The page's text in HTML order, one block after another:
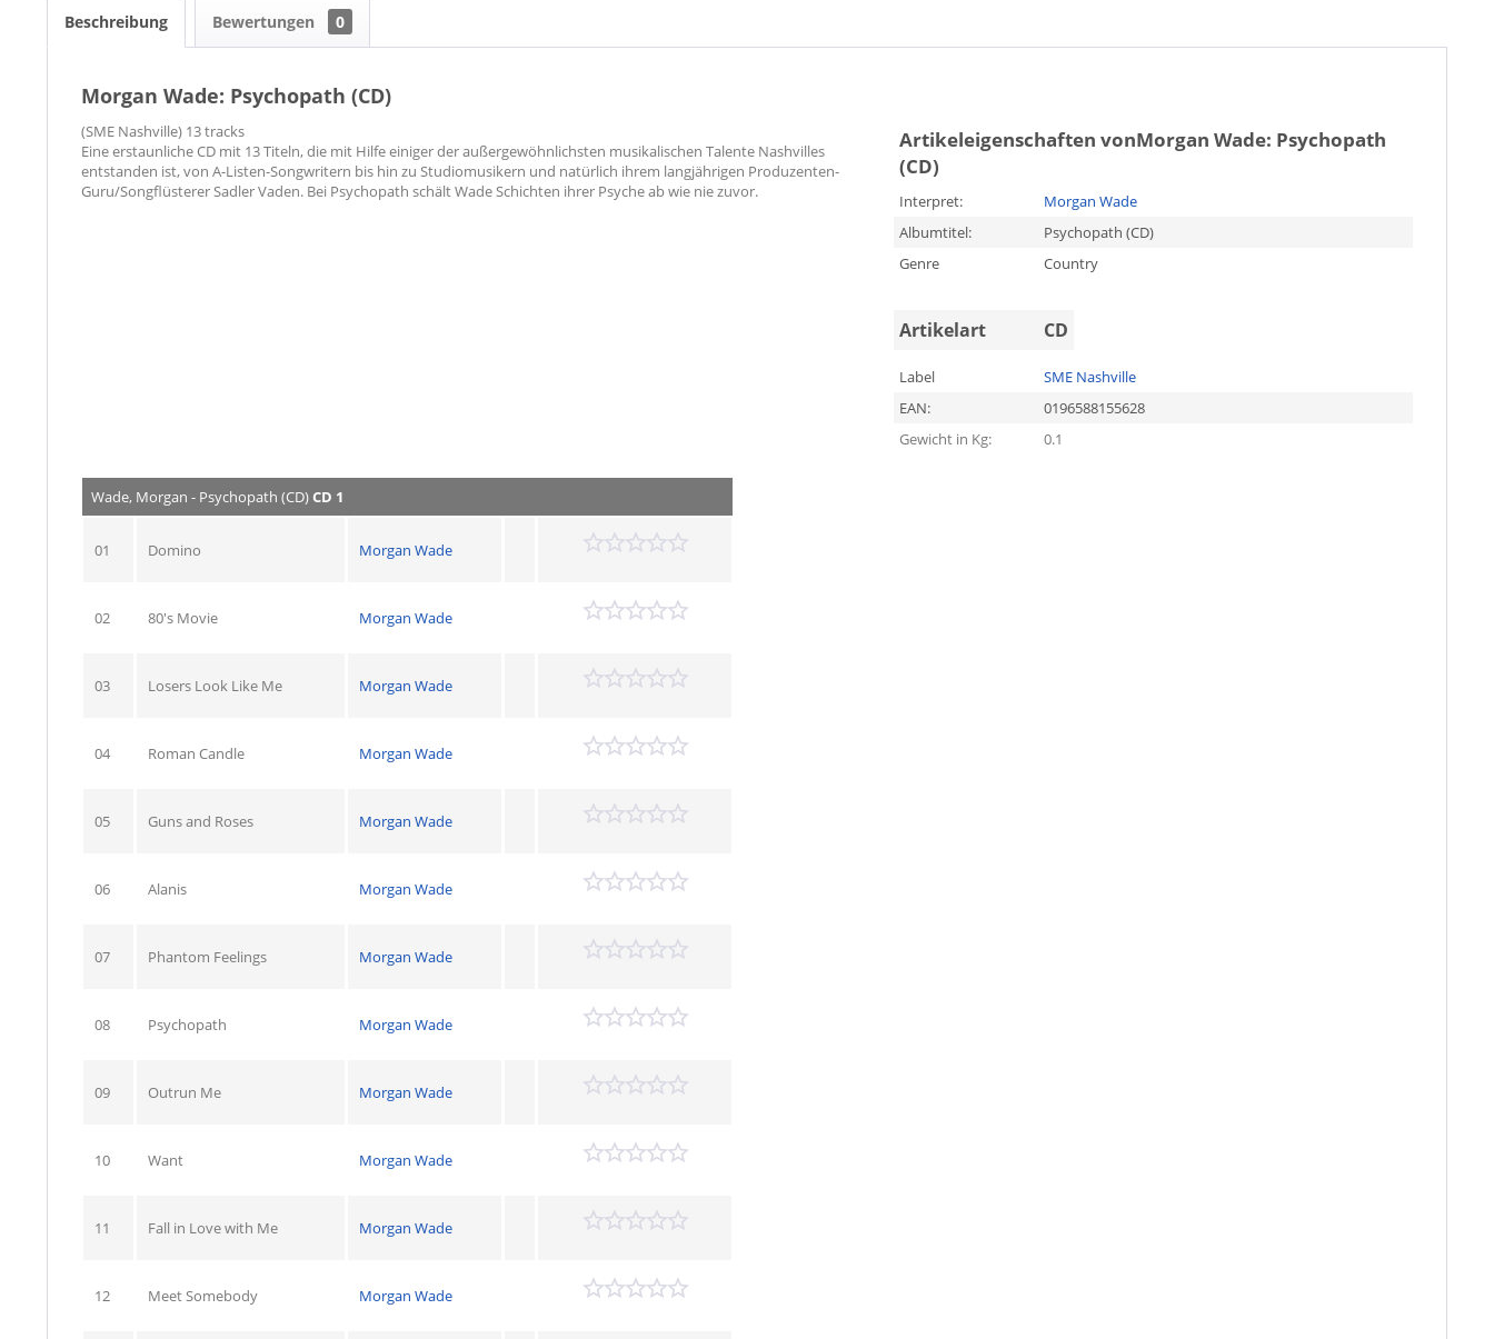
Beschreibung Bewertungen 0
Morgan Wade: Psychopath (CD)
(SME Nashville) 13 tracks
Eine erstaunliche CD mit 13 Titeln, die mit Hilfe einiger der außergewöhnlichsten musikalischen Talente Nashvilles
entstanden ist, von A-Listen-Songwritern bis hin zu Studiomusikern und natürlich ihrem langjährigen Produzenten-
Guru/Songflüsterer Sadler Vaden. Bei Psychopath schält Wade Schichten ihrer Psyche ab wie nie zuvor.
Artikeleigenschaften vonMorgan Wade: Psychopath
(CD)
Interpret:
Morgan Wade
Albumtitel:
Psychopath (CD)
Genre
Country
Artikelart CD
Label
SME Nashville
EAN:
0196588155628
Gewicht in Kg:
0.1
Wade, Morgan - Psychopath (CD)CD 1
01 Domino Morgan Wade
02 80's Movie Morgan Wade
03 Losers Look Like Me Morgan Wade
04 Roman Candle Morgan Wade
05 Guns and Roses Morgan Wade
06 Alanis Morgan Wade
07 Phantom Feelings Morgan Wade
08 Psychopath Morgan Wade
09 Outrun Me Morgan Wade
10 Want Morgan Wade
11 Fall in Love with Me Morgan Wade
12 Meet Somebody Morgan Wade